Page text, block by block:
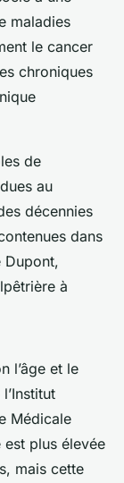
maladies
le cancer
chroniques
de
au
décennies
dans
Dupont,
à
l’âge et le
Médicale
est plus élevée
mais cette